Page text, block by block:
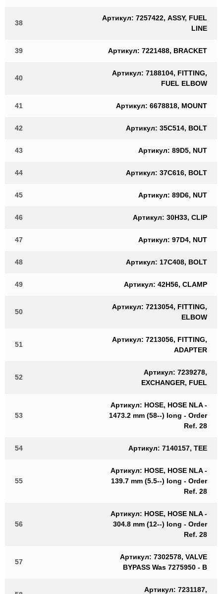
38
Артикул: 7257422, ASSY, FUEL
LINE
39 Артикул: 7221488, BRACKET
40
Артикул: 7188104, FITTING,
FUEL ELBOW
41 Артикул: 6678818, MOUNT
42 Артикул: 35C514, BOLT
43 Артикул: 89D5, NUT
44 Артикул: 37C616, BOLT
45 Артикул: 89D6, NUT
46 Артикул: 30H33, CLIP
47 Артикул: 97D4, NUT
48 Артикул: 17C408, BOLT
49 Артикул: 42H56, CLAMP
50
Артикул: 7213054, FITTING,
ELBOW
51
Артикул: 7213056, FITTING,
ADAPTER
52
Артикул: 7239278,
EXCHANGER, FUEL
53
Артикул: HOSE, HOSE NLA -
1473.2 mm (58--) long - Order
Ref. 28
54 Артикул: 7140157, TEE
55
Артикул: HOSE, HOSE NLA -
139.7 mm (5.5--) long - Order
Ref. 28
56
Артикул: HOSE, HOSE NLA -
304.8 mm (12--) long - Order
Ref. 28
57
Артикул: 7302578, VALVE
BYPASS Was 7275950 - B
Артикул: 7231187,